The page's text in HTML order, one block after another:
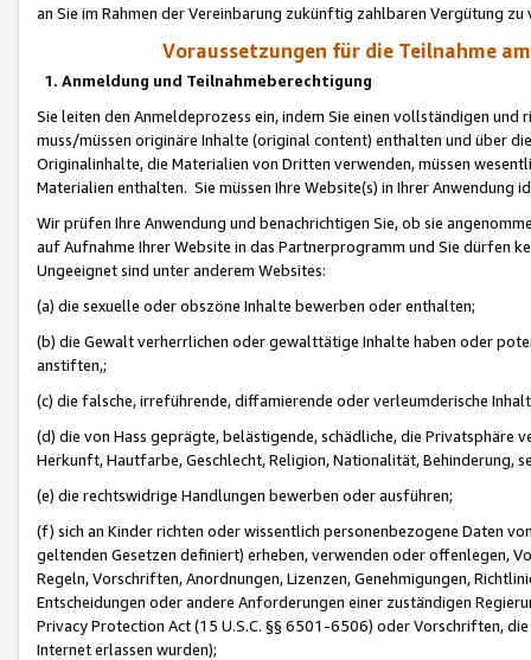
an Sie im Rahmen der Vereinbarung zukünftig zahlbaren Vergütung zu
Voraussetzungen für die Teilnahme
1. Anmeldung und Teilnahmeberechtigung
Sie leiten den Anmeldeprozess ein, indem Sie einen vollständigen
muss/müssen originäre Inhalte (original content) enthalten und über
Originalinhalte, die Materialien von Dritten verwenden, müssen
Materialien enthalten. Sie müssen Ihre Website(s) in Ihrer Anwendung
Wir prüfen Ihre Anwendung und benachrichtigen Sie, ob sie
auf Aufnahme Ihrer Website in das Partnerprogramm und Sie dürfen
Ungeeignet sind unter anderem Websites:
(a) die sexuelle oder obszöne Inhalte bewerben oder enthalten;
(b) die Gewalt verherrlichen oder gewalttätige Inhalte haben oder
anstiften,;
(c) die falsche, irreführende, diffamierende oder verleumderische
(d) die von Hass geprägte, belästigende, schädliche, die Privatsphäre
Herkunft, Hautfarbe, Geschlecht, Religion, Nationalität, Behinderung,
(e) die rechtswidrige Handlungen bewerben oder ausführen;
(f) sich an Kinder richten oder wissentlich personenbezogene Daten
geltenden Gesetzen definiert) erheben, verwenden oder offenlegen,
Regeln, Vorschriften, Anordnungen, Lizenzen, Genehmigungen,
Entscheidungen oder andere Anforderungen einer zuständigen
Privacy Protection Act (15 U.S.C. §§ 6501-6506) oder Vorschriften,
Internet erlassen wurden);